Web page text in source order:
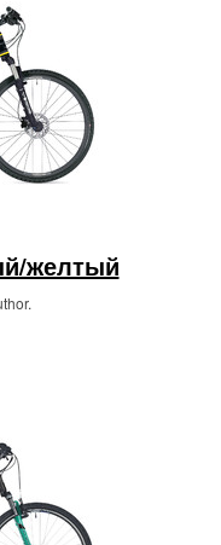
желтый